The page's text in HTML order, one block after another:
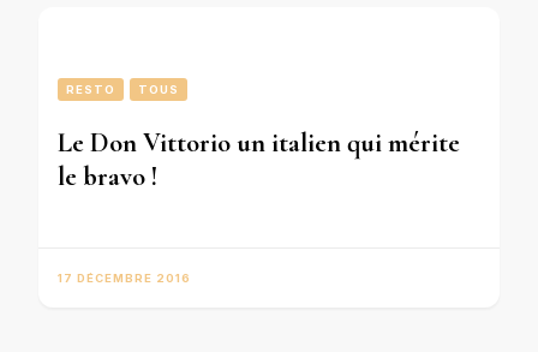
RESTO TOUS
Le Don Vittorio un italien qui mérite
le bravo !
17 DÉCEMBRE 2016